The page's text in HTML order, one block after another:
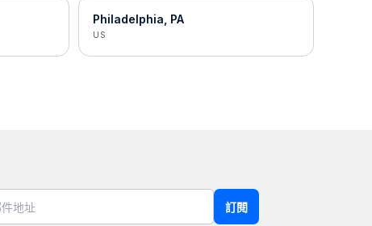
Philadelphia, PA
US
訂閱